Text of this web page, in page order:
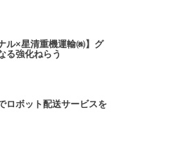
ル×星清重機運輸㈱】グ
る強化ねらう
ロボット配送サービスを